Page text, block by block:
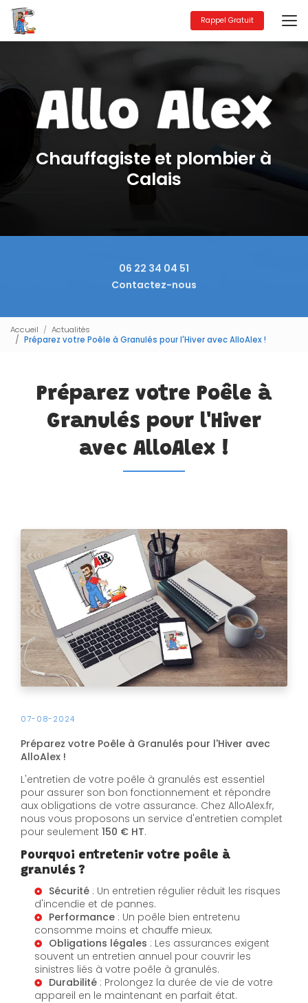
Aller
au
contenu
principal
Rappel Gratuit
Chauffagiste et plombier à
Calais
06 22 34 04 51
Contactez-nous
Accueil
Actualités
Préparez votre Poêle à Granulés pour l'Hiver avec AlloAlex !
Préparez votre Poêle à
Granulés pour l'Hiver
avec AlloAlex !
07-08-2024
Préparez votre Poêle à Granulés pour l'Hiver avec
AlloAlex !
L'entretien de votre poêle à granulés est essentiel
pour assurer son bon fonctionnement et répondre
aux obligations de votre assurance. Chez AlloAlex.fr,
nous vous proposons un service d'entretien complet
pour seulement 150 € HT.
Pourquoi entretenir votre poêle à
granulés ?
Sécurité : Un entretien régulier réduit les risques
d'incendie et de pannes.
Performance : Un poêle bien entretenu
consomme moins et chauffe mieux.
Obligations légales : Les assurances exigent
souvent un entretien annuel pour couvrir les
sinistres liés à votre poêle à granulés.
Durabilité : Prolongez la durée de vie de votre
appareil en le maintenant en parfait état.